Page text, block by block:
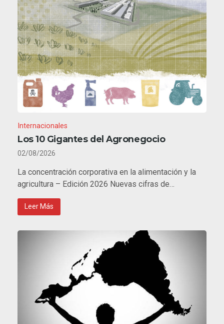
Internacionales
Los 10 Gigantes del Agronegocio
02/08/2026
La concentración corporativa en la alimentación y la
agricultura – Edición 2026 Nuevas cifras de…
Leer Más